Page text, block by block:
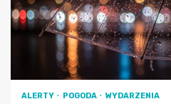
ALERTY POGODA WYDARZENIA